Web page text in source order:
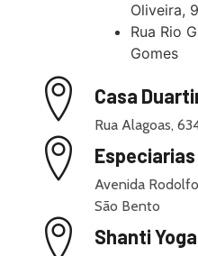
Oliveira,
Rua Rio
Gomes
Casa
Rua Alagoas,
Avenida
São Bento
Shanti Yoga